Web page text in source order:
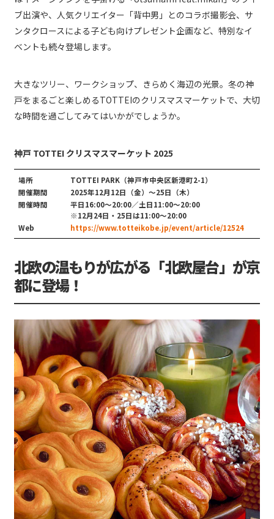
ブ出演や、人気クリエイター「背中男」とのコラボ撮影会、サ
ンタクロースによる子ども向けプレゼント企画など、特別なイ
ベントも続々登場します。
大きなツリー、ワークショップ、きらめく海辺の光景。冬の神
戸をまるごと楽しめるTOTTEIのクリスマスマーケットで、大切
な時間を過ごしてみてはいかがでしょうか。
神戸 TOTTEI クリスマスマーケット 2025
場所
TOTTEI PARK（神戸市中央区新港町2-1）
開催期間
2025年12月12日（金）〜25日（木）
開催時間
平日16:00〜20:00／土日11:00〜20:00
※12月24日・25日は11:00〜20:00
Web
https://www.totteikobe.jp/event/article/12524
北欧の温もりが広がる「北欧屋台」が京
都に登場！